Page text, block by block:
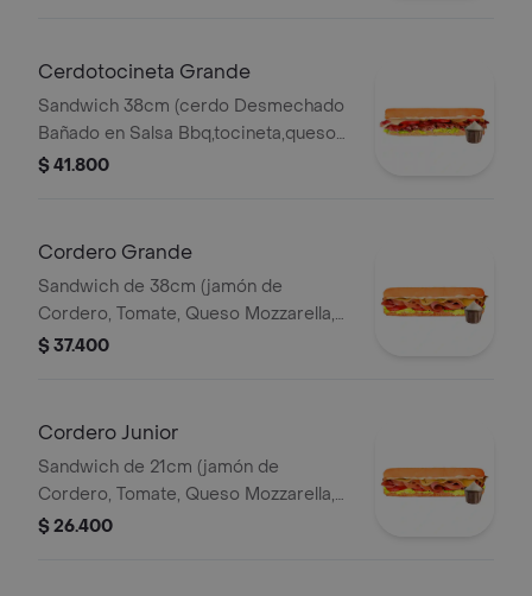
Cerdotocineta Grande
Sandwich 38cm (cerdo Desmechado
Bañado en Salsa Bbq,tocineta,queso
Mozzarella,tomate,lechuga y Salsa de
$ 41.800
Cordero Grande
Sandwich de 38cm (jamón de
Cordero, Tomate, Queso Mozzarella,
Lechuga y Salsa de Ajo).
$ 37.400
Cordero Junior
Sandwich de 21cm (jamón de
Cordero, Tomate, Queso Mozzarella,
Lechuga y Salsa de Ajo).
$ 26.400